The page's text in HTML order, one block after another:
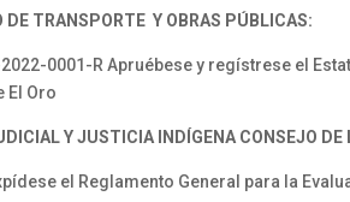
DE TRANSPORTE Y OBRAS PÚBLICAS:
2022-0001-R Apruébese y regístrese el
El Oro
Y JUSTICIA INDÍGENA CONSEJO
el Reglamento General para la